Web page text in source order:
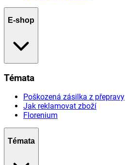
E-shop
Témata
Poškozená zásilka z přepravy
Jak reklamovat zboží
Florenium
Témata